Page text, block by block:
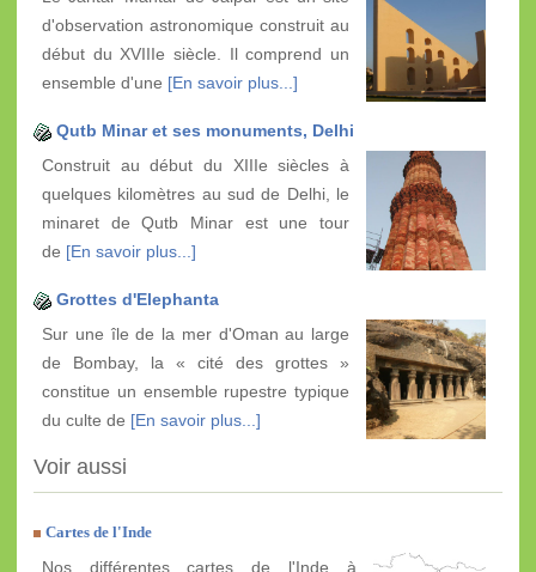
d'observation astronomique construit au
début du XVIIIe siècle. Il comprend un
ensemble d'une [En savoir plus...]
Qutb Minar et ses monuments, Delhi
Construit au début du XIIIe siècles à
quelques kilomètres au sud de Delhi, le
minaret de Qutb Minar est une tour
de [En savoir plus...]
Grottes d'Elephanta
Sur une île de la mer d'Oman au large
de Bombay, la « cité des grottes »
constitue un ensemble rupestre typique
du culte de [En savoir plus...]
Voir aussi
Cartes de l'Inde
Nos différentes cartes de l'Inde à